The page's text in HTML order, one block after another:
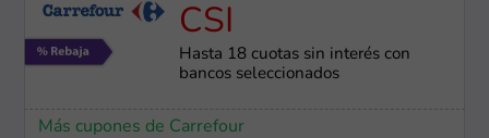
CSI
Hasta 18 cuotas sin interés con
bancos seleccionados
Más cupones de Carrefour